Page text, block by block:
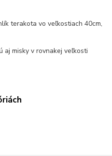
terakota vo veľkostiach 40cm,
aj misky v rovnakej veľkosti